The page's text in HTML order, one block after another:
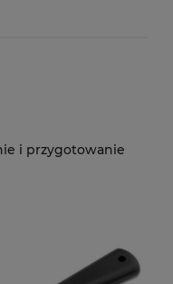
i przygotowanie